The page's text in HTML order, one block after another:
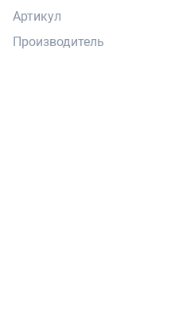
Артикул
Производитель